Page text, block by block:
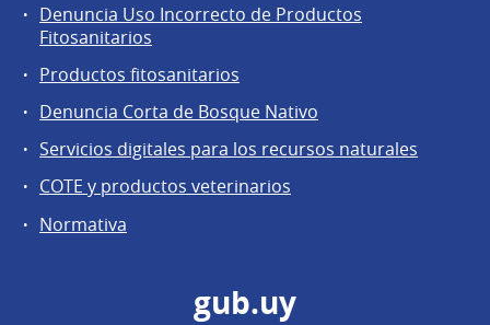
Denuncia Uso Incorrecto de Productos
Fitosanitarios
Productos fitosanitarios
Denuncia Corta de Bosque Nativo
Servicios digitales para los recursos naturales
COTE y productos veterinarios
Normativa
gub.uy